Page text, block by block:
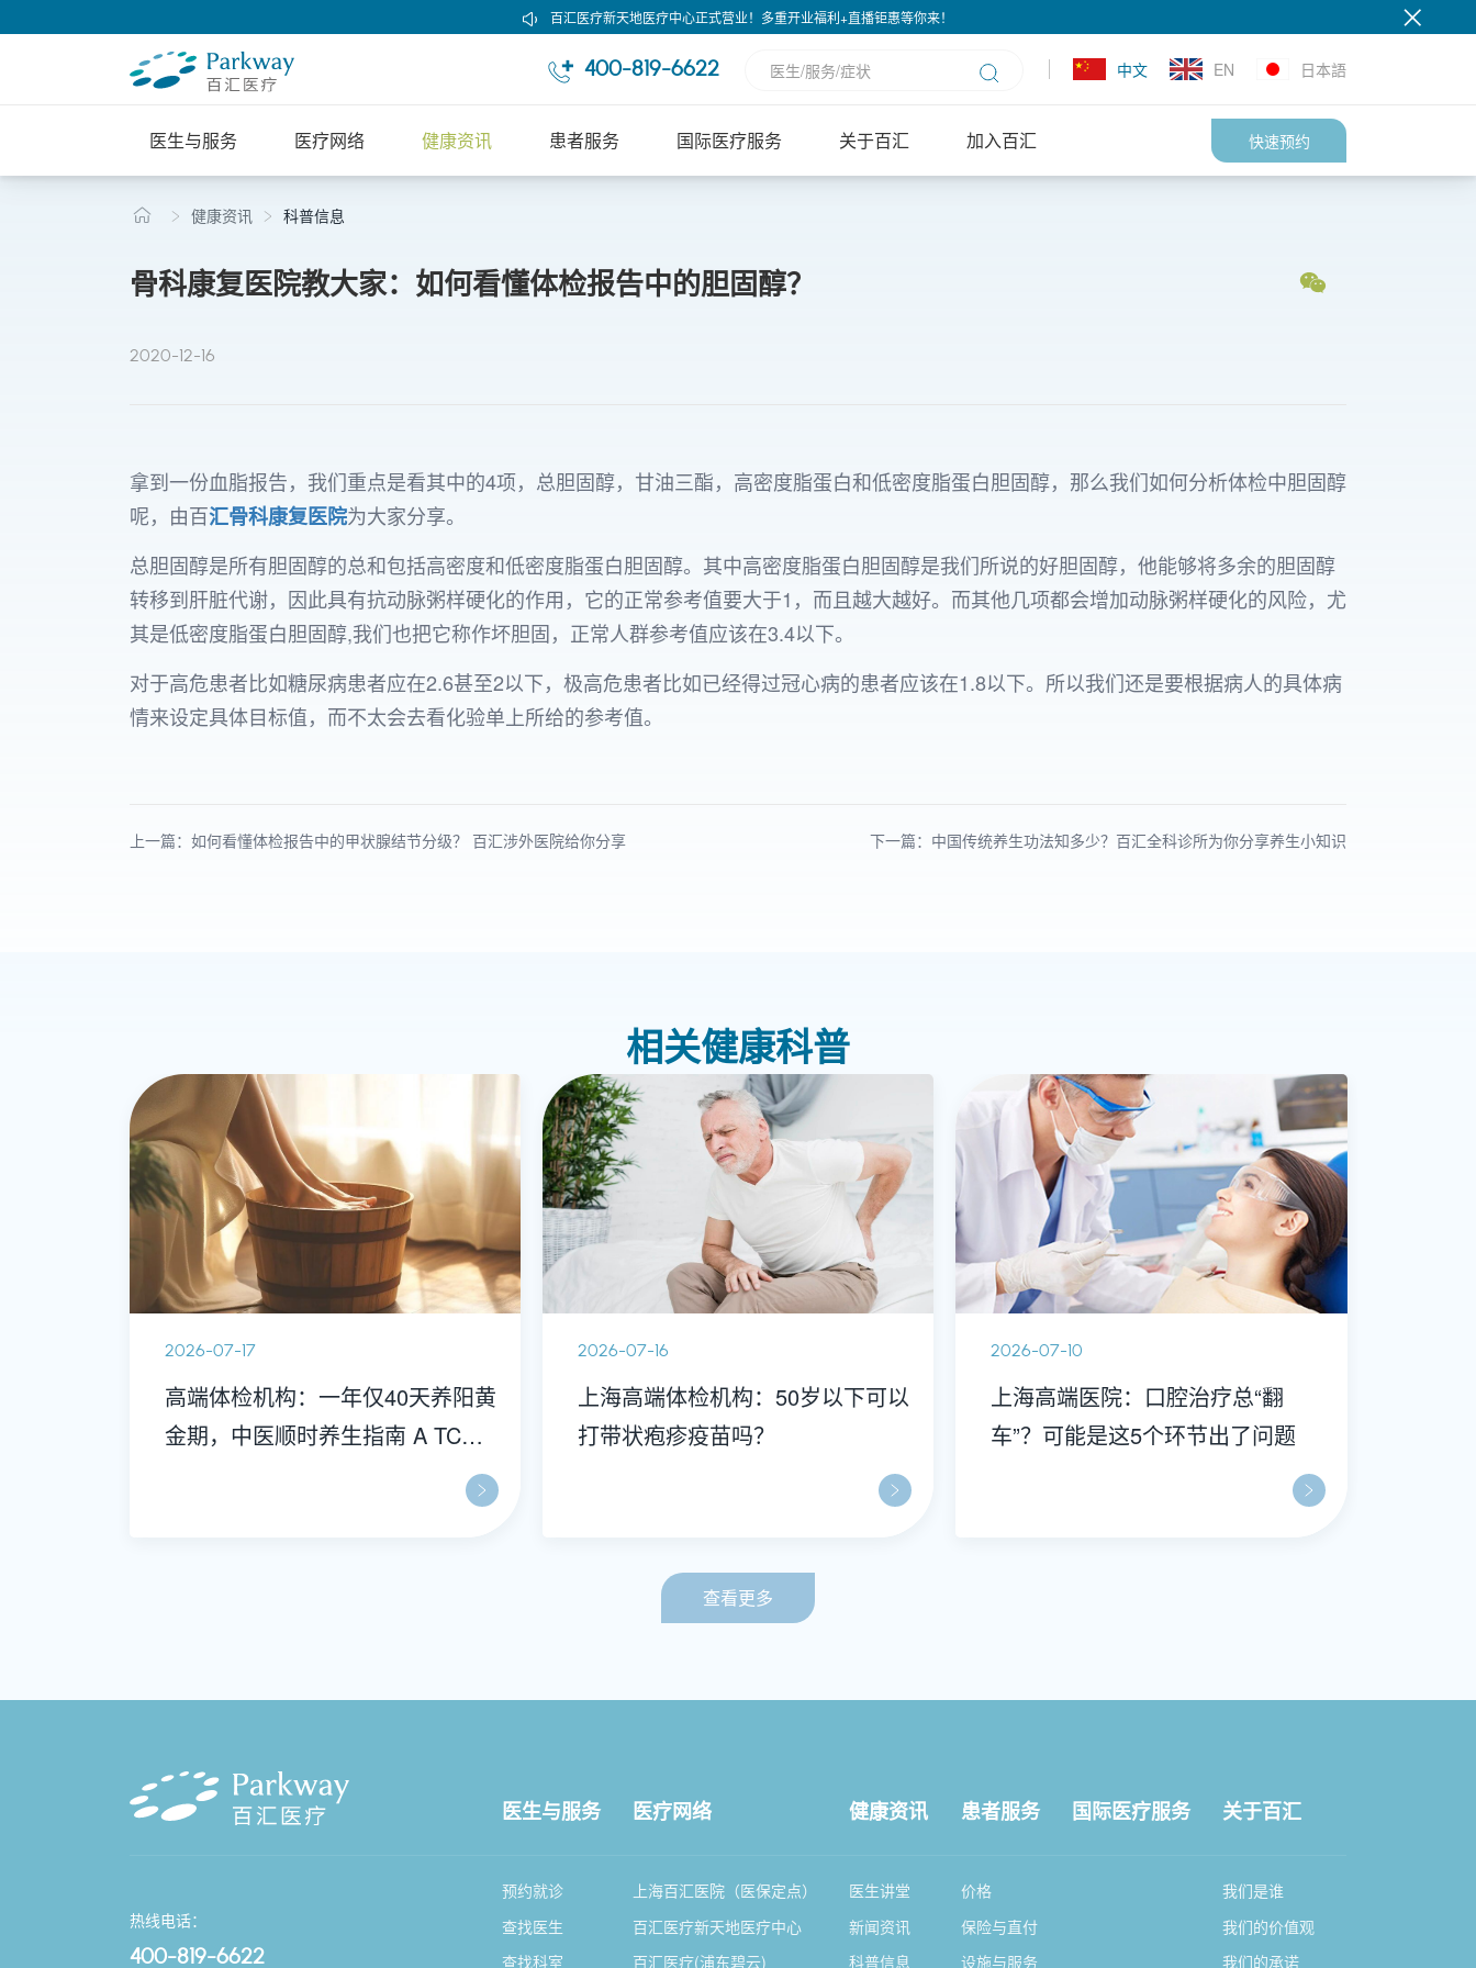
百汇医疗新天地医疗中心正式营业！多重开业福利+直播钜惠等你来！
400-819-6622 中文 EN 日本語
医生与服务 医疗网络 健康资讯 患者服务 国际医疗服务 关于百汇 加入百汇 快速预约
健康资讯 科普信息
骨科康复医院教大家：如何看懂体检报告中的胆固醇？
2020-12-16
拿到一份血脂报告，我们重点是看其中的4项，总胆固醇，甘油三酯，高密度脂蛋白和低密度脂蛋白胆固醇，那么我们如何分析体检中胆固醇
呢，由百汇骨科康复医院为大家分享。
总胆固醇是所有胆固醇的总和包括高密度和低密度脂蛋白胆固醇。其中高密度脂蛋白胆固醇是我们所说的好胆固醇，他能够将多余的胆固醇
转移到肝脏代谢，因此具有抗动脉粥样硬化的作用，它的正常参考值要大于1，而且越大越好。而其他几项都会增加动脉粥样硬化的风险，尤
其是低密度脂蛋白胆固醇,我们也把它称作坏胆固，正常人群参考值应该在3.4以下。
对于高危患者比如糖尿病患者应在2.6甚至2以下，极高危患者比如已经得过冠心病的患者应该在1.8以下。所以我们还是要根据病人的具体病
情来设定具体目标值，而不太会去看化验单上所给的参考值。
上一篇：如何看懂体检报告中的甲状腺结节分级？ 百汇涉外医院给你分享 下一篇：中国传统养生功法知多少？百汇全科诊所为你分享养生小知识
相关健康科普
2026-07-17
高端体检机构：一年仅40天养阳黄
金期，中医顺时养生指南 A TCM
2026-07-16
上海高端体检机构：50岁以下可以
打带状疱疹疫苗吗？
2026-07-10
上海高端医院：口腔治疗总“翻
车”？可能是这5个环节出了问题
查看更多
医生与服务
预约就诊
查找医生
查找科室
医疗网络
上海百汇医院（医保定点）
百汇医疗新天地医疗中心
百汇医疗(浦东碧云)
健康资讯
医生讲堂
新闻资讯
科普信息
患者服务
价格
保险与直付
设施与服务
国际医疗服务 关于百汇
我们是谁
我们的价值观
我们的承诺
热线电话：
400-819-6622